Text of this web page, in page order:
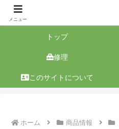
トップ
修理
このサイトについて
ホーム 商品情報
メニュー